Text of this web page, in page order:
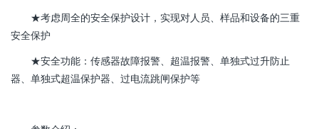
★考虑周全的安全保护设计，实现对人员、样品和设备的三重
安全保护
★安全功能：传感器故障报警、超温报警、单独式过升防止
器、单独式超温保护器、过电流跳闸保护等